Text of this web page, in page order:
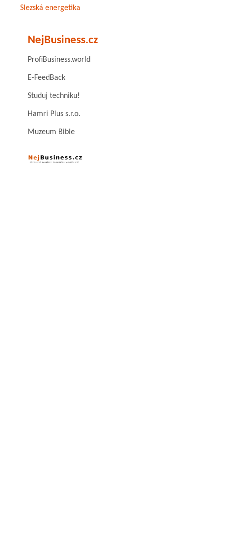
Slezská energetika
NejBusiness.cz
ProfiBusiness.world
E-FeedBack
Studuj techniku!
Hamri Plus s.r.o.
Muzeum Bible